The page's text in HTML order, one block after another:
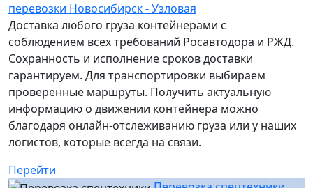
перевозки Новосибирск - Узловая
Доставка любого груза контейнерами с
соблюдением всех требований Росавтодора и РЖД.
Сохранность и исполнение сроков доставки
гарантируем. Для транспортировки выбираем
проверенные маршруты. Получить актуальную
информацию о движении контейнера можно
благодаря онлайн-отслеживанию груза или у наших
логистов, которые всегда на связи.
Перейти